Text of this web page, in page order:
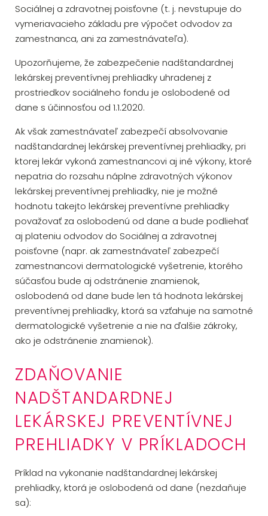
Sociálnej a zdravotnej poisťovne (t. j. nevstupuje do
vymeriavacieho základu pre výpočet odvodov za
zamestnanca, ani za zamestnávateľa).
Upozorňujeme, že zabezpečenie nadštandardnej
lekárskej preventívnej prehliadky uhradenej z
prostriedkov sociálneho fondu je oslobodené od
dane s účinnosťou od 1.1.2020.
Ak však zamestnávateľ zabezpečí absolvovanie
nadštandardnej lekárskej preventívnej prehliadky, pri
ktorej lekár vykoná zamestnancovi aj iné výkony, ktoré
nepatria do rozsahu náplne zdravotných výkonov
lekárskej preventívnej prehliadky, nie je možné
hodnotu takejto lekárskej preventívne prehliadky
považovať za oslobodenú od dane a bude podliehať
aj plateniu odvodov do Sociálnej a zdravotnej
poisťovne (napr. ak zamestnávateľ zabezpečí
zamestnancovi dermatologické vyšetrenie, ktorého
súčasťou bude aj odstránenie znamienok,
oslobodená od dane bude len tá hodnota lekárskej
preventívnej prehliadky, ktorá sa vzťahuje na samotné
dermatologické vyšetrenie a nie na ďalšie zákroky,
ako je odstránenie znamienok).
ZDAŇOVANIE
NADŠTANDARDNEJ
LEKÁRSKEJ PREVENTÍVNEJ
PREHLIADKY V PRÍKLADOCH
Príklad na vykonanie nadštandardnej lekárskej
prehliadky, ktorá je oslobodená od dane (nezdaňuje
sa):